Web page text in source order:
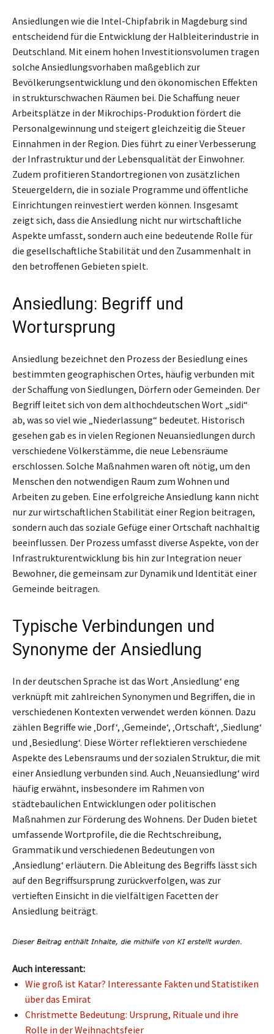
Ansiedlungen wie die Intel-Chipfabrik in Magdeburg sind
entscheidend für die Entwicklung der Halbleiterindustrie in
Deutschland. Mit einem hohen Investitionsvolumen tragen
solche Ansiedlungsvorhaben maßgeblich zur
Bevölkerungsentwicklung und den ökonomischen Effekten
in strukturschwachen Räumen bei. Die Schaffung neuer
Arbeitsplätze in der Mikrochips-Produktion fördert die
Personalgewinnung und steigert gleichzeitig die Steuer
Einnahmen in der Region. Dies führt zu einer Verbesserung
der Infrastruktur und der Lebensqualität der Einwohner.
Zudem profitieren Standortregionen von zusätzlichen
Steuergeldern, die in soziale Programme und öffentliche
Einrichtungen reinvestiert werden können. Insgesamt
zeigt sich, dass die Ansiedlung nicht nur wirtschaftliche
Aspekte umfasst, sondern auch eine bedeutende Rolle für
die gesellschaftliche Stabilität und den Zusammenhalt in
den betroffenen Gebieten spielt.
Ansiedlung: Begriff und
Wortursprung
Ansiedlung bezeichnet den Prozess der Besiedlung eines
bestimmten geographischen Ortes, häufig verbunden mit
der Schaffung von Siedlungen, Dörfern oder Gemeinden. Der
Begriff leitet sich von dem althochdeutschen Wort „sidi“
ab, was so viel wie „Niederlassung“ bedeutet. Historisch
gesehen gab es in vielen Regionen Neuansiedlungen durch
verschiedene Völkerstämme, die neue Lebensräume
erschlossen. Solche Maßnahmen waren oft nötig, um den
Menschen den notwendigen Raum zum Wohnen und
Arbeiten zu geben. Eine erfolgreiche Ansiedlung kann nicht
nur zur wirtschaftlichen Stabilität einer Region beitragen,
sondern auch das soziale Gefüge einer Ortschaft nachhaltig
beeinflussen. Der Prozess umfasst diverse Aspekte, von der
Infrastrukturentwicklung bis hin zur Integration neuer
Bewohner, die gemeinsam zur Dynamik und Identität einer
Gemeinde beitragen.
Typische Verbindungen und
Synonyme der Ansiedlung
In der deutschen Sprache ist das Wort ‚Ansiedlung‘ eng
verknüpft mit zahlreichen Synonymen und Begriffen, die in
verschiedenen Kontexten verwendet werden können. Dazu
zählen Begriffe wie ‚Dorf‘, ‚Gemeinde‘, ‚Ortschaft‘, ‚Siedlung‘
und ‚Besiedlung‘. Diese Wörter reflektieren verschiedene
Aspekte des Lebensraums und der sozialen Struktur, die mit
einer Ansiedlung verbunden sind. Auch ‚Neuansiedlung‘ wird
häufig erwähnt, insbesondere im Rahmen von
städtebaulichen Entwicklungen oder politischen
Maßnahmen zur Förderung des Wohnens. Der Duden bietet
umfassende Wortprofile, die die Rechtschreibung,
Grammatik und verschiedenen Bedeutungen von
‚Ansiedlung‘ erläutern. Die Ableitung des Begriffs lässt sich
auf den Begriffsursprung zurückverfolgen, was zur
vertieften Einsicht in die vielfältigen Facetten der
Ansiedlung beiträgt.
Auch interessant:
Wie groß ist Katar? Interessante Fakten und Statistiken
über das Emirat
Christmette Bedeutung: Ursprung, Rituale und ihre
Rolle in der Weihnachtsfeier